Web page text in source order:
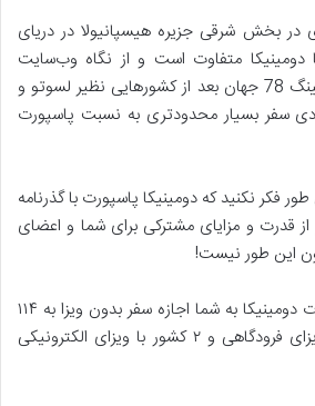
بخش شرقی جزیره هیسپانیولا در دریای
دومینیکا متفاوت است و از نگاه وب‌سایت
passportindex، در رنکینگ 78 جهان بعد از کشورهایی نظیر لسوتو و
سفر بسیار محدودتری به نسبت پاسپورت
فکر نکنید که دومینیکا پاسپورت با گذرنامه
قدرت و مزایای مشترکی برای شما و اعضای
این طور نیست!
به طور دقیق، اخذ پاسپورت دومینیکا به شما اجازه سفر بدون ویزا به ۱۱۴
کشور دنیا، ۳۰ کشور با ویزای فرودگاهی و ۲ کشور با ویزای الکترونیکی